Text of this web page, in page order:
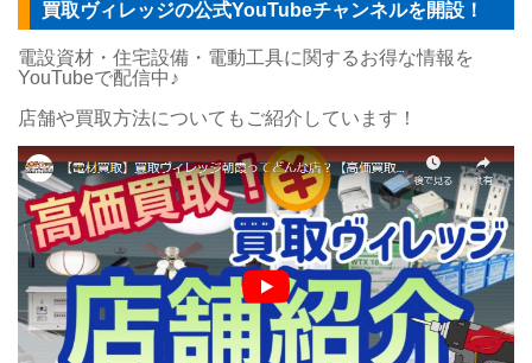
買取ヴィレッジの公式YouTubeチャンネルを開設！
電設資材・住宅設備・電動工具に関するお得な情報を
YouTubeで配信中♪
店舗や買取方法についてもご紹介しています！